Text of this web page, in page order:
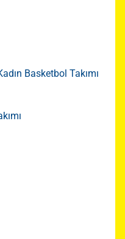
Basketbol Takımı